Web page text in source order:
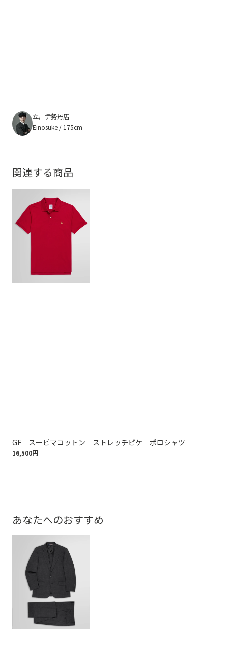
立川伊勢丹店
Einosuke / 175cm
関連する商品
GF スーピマコットン ストレッチピケ ポロシャツ
16,500円
あなたへのおすすめ